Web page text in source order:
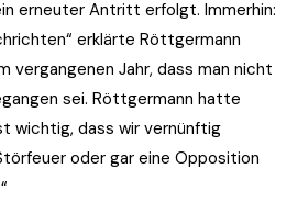
erneuter Antritt erfolgt. Immerhin:
erklärte Röttgermann
vergangenen Jahr, dass man nicht
sei. Röttgermann hatte
wichtig, dass wir vernünftig
oder gar eine Opposition